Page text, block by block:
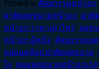
Posted in ศัลยกรรมหน้าอก
ผ่าตัดลดขนาดหน้าอก, ผ่าตั
หน้าอก ราคาเท่าไหร่, ลดข
หน้าอก ผู้หญิง, ศัลยกรรมล
หย่อนคล้อย ผ่าตัดลดขนาด,
ไง, หมอลดขนาดหน้าอกเก่ง